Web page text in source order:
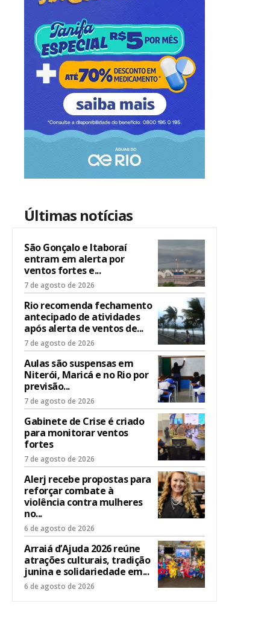
Últimas notícias
São Gonçalo e Itaboraí
entram em alerta por
ventos fortes e...
7 de agosto de 2026
Rio recomenda fechamento
antecipado de atividades
após alerta de ventos de...
7 de agosto de 2026
Aulas são suspensas em
Niterói, Maricá e no Rio por
previsão...
7 de agosto de 2026
Gabinete de Crise é criado
para monitorar ventos
fortes
7 de agosto de 2026
Alerj recebe propostas para
reforçar combate à
violência contra mulheres
no...
6 de agosto de 2026
Arraiá d’Ajuda 2026 reúne
atrações culturais, tradição
junina e solidariedade em...
6 de agosto de 2026